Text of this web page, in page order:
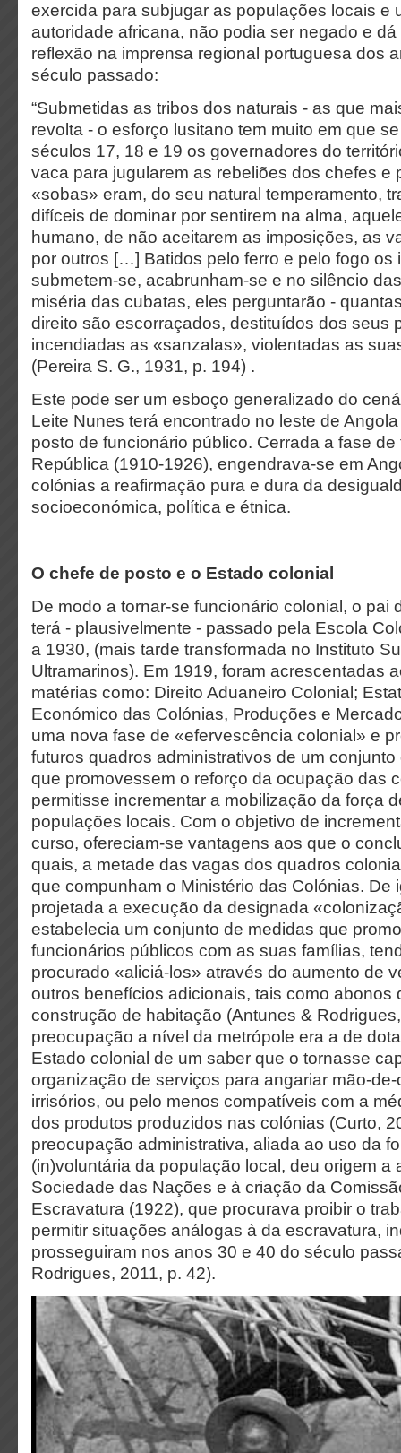
exercida para subjugar as populações locais e
autoridade africana, não podia ser negado e
reflexão na imprensa regional portuguesa dos
século passado:
“Submetidas as tribos dos naturais - as que
revolta - o esforço lusitano tem muito em que
séculos 17, 18 e 19 os governadores do
vaca para jugularem as rebeliões dos chefes e
«sobas» eram, do seu natural temperamento,
difíceis de dominar por sentirem na alma,
humano, de não aceitarem as imposições, as
por outros […] Batidos pelo ferro e pelo fogo os
submetem-se, acabrunham-se e no silêncio
miséria das cubatas, eles perguntarão -
direito são escorraçados, destituídos dos seus
incendiadas as «sanzalas», violentadas as
(Pereira S. G., 1931, p. 194) .
Este pode ser um esboço generalizado do
Leite Nunes terá encontrado no leste de
posto de funcionário público. Cerrada a fase de
República (1910-1926), engendrava-se em
colónias a reafirmação pura e dura da
socioeconómica, política e étnica.
O chefe de posto e o Estado colonial
De modo a tornar-se funcionário colonial, o pai
terá - plausivelmente - passado pela Escola
a 1930, (mais tarde transformada no Instituto
Ultramarinos). Em 1919, foram acrescentadas
matérias como: Direito Aduaneiro Colonial;
Económico das Colónias, Produções e
uma nova fase de «efervescência colonial» e
futuros quadros administrativos de um
que promovessem o reforço da ocupação das
permitisse incrementar a mobilização da força
populações locais. Com o objetivo de
curso, ofereciam-se vantagens aos que o
quais, a metade das vagas dos quadros
que compunham o Ministério das Colónias. De
projetada a execução da designada
estabelecia um conjunto de medidas que
funcionários públicos com as suas famílias,
procurado «aliciá-los» através do aumento de
outros benefícios adicionais, tais como abonos
construção de habitação (Antunes &
preocupação a nível da metrópole era a de
Estado colonial de um saber que o tornasse
organização de serviços para angariar mão-
irrisórios, ou pelo menos compatíveis com a
dos produtos produzidos nas colónias (Curto,
preocupação administrativa, aliada ao uso da
(in)voluntária da população local, deu origem a
Sociedade das Nações e à criação da
Escravatura (1922), que procurava proibir o
permitir situações análogas à da escravatura,
prosseguiram nos anos 30 e 40 do século
Rodrigues, 2011, p. 42).